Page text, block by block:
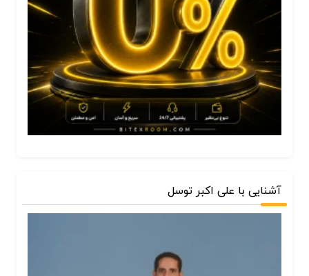
آشنایی با علی اکبر توسل